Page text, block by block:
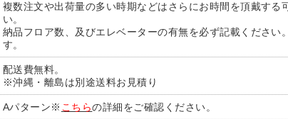
複数注文や出荷量の多い時期などはさらにお時間を頂戴する
い。
納品フロア数、及びエレベーターの有無を必ず記載くださ
す。
配送費無料。
※沖縄・離島は別途送料お見積り
Aパターン※ こちらの詳細をご確認ください。